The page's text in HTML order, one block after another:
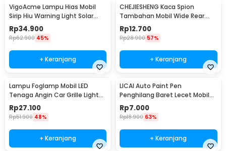
VigoAcme Lampu Hias Mobil
Sirip Hiu Warning Light Solar
Energy 8 LED - FZWJSD
Rp34.900
Rp62.900 45%
+ Keranjang
CHEJIESHENG Kaca Spion
Tambahan Mobil Wide Rear
View Anti Blind Spot - SY-080
Rp12.700
Rp28.900 57%
+ Keranjang
Lampu Foglamp Mobil LED
Tenaga Angin Car Grille Light
Wind Power 2 PCS - XY044
Rp27.100
Rp51.900 48%
+ Keranjang
LICAI Auto Paint Pen
Penghilang Baret Lecet Mobil
Scratch Removal 12ml
Rp7.000
Rp18.900 63%
+ Keranjang